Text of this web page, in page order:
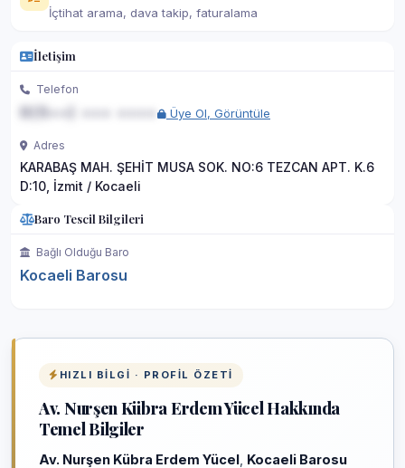
İçtihat arama, dava takip, faturalama
İletişim
Telefon
Üye Ol, Görüntüle
Adres
KARABAŞ MAH. ŞEHİT MUSA SOK. NO:6 TEZCAN APT. K.6
D:10, İzmit / Kocaeli
Baro Tescil Bilgileri
Bağlı Olduğu Baro
Kocaeli Barosu
HIZLI BILGI · PROFIL ÖZETI
Av. Nurşen Kübra Erdem Yücel Hakkında
Temel Bilgiler
Av. Nurşen Kübra Erdem Yücel Kocaeli Barosu